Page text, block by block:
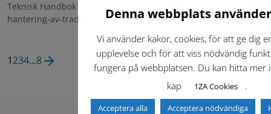
Teknisk Handbok / 12-projektering / 12t-vegetationsytor / 12tb-
hantering-av-trad /
12TB2 Trädskyddsplan
1234…8
Denna webbplats
Vi använder kakor, cookies, för att ge dig
upplevelse och för att viss nödvändig
fungera på webbplatsen. Du kan hitta mer
kap
1ZA Cookies .
Acceptera alla Acceptera nödvändiga